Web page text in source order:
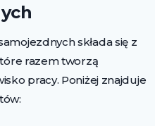
składa się z
razem tworzą
pracy. Poniżej znajduje